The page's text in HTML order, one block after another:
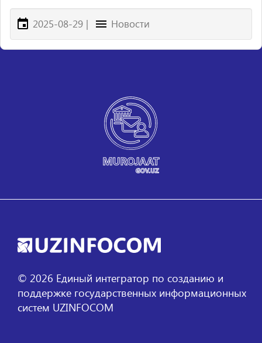
2025-08-29 | Новости
© 2026 Единый интегратор по созданию и
поддержке государственных информационных
систем UZINFOCOM